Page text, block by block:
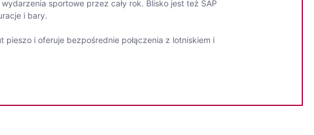
sportowe przez cały rok. Blisko jest też SAP
i bary.
i oferuje bezpośrednie połączenia z lotniskiem i